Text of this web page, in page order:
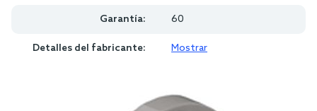
Garantía: 60
Detalles del fabricante: Mostrar